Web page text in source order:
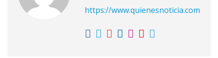
https://www.quienesnoticia.com